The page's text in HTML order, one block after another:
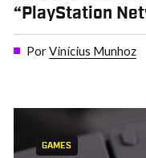
“PlayStation
PorVinícius Munhoz
GAMES